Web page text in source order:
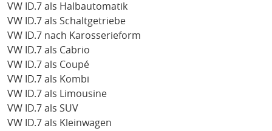
VW ID.7 als Halbautomatik
VW ID.7 als Schaltgetriebe
VW ID.7 nach Karosserieform
VW ID.7 als Cabrio
VW ID.7 als Coupé
VW ID.7 als Kombi
VW ID.7 als Limousine
VW ID.7 als SUV
VW ID.7 als Kleinwagen